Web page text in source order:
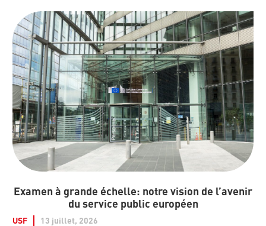
Examen à grande échelle: notre vision de l’avenir
du service public européen
USF
13 juillet, 2026